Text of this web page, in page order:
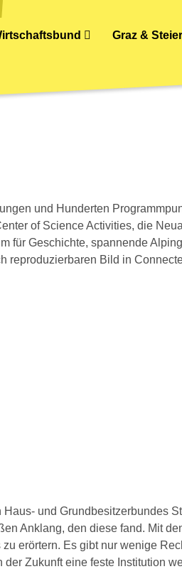
Graz &
und Hunderten
of Science Activities, die
für Geschichte, spannende
reproduzierbaren Bild in
und Grundbesitzerbundes
Anklang, den diese fand. Mit
erörtern. Es gibt nur wenige
Zukunft eine feste Institution